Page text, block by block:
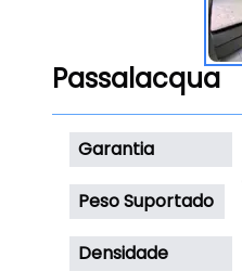
Passalacqua
Garantia
Peso Suportado
Densidade